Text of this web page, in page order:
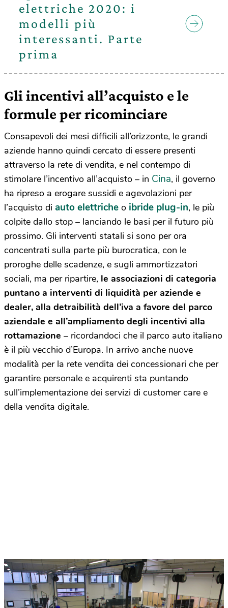
elettriche 2020: i
modelli più
interessanti. Parte
prima
Gli incentivi all’acquisto e le
formule per ricominciare
Consapevoli dei mesi difficili all’orizzonte, le grandi
aziende hanno quindi cercato di essere presenti
attraverso la rete di vendita, e nel contempo di
stimolare l’incentivo all’acquisto – in Cina, il governo
ha ripreso a erogare sussidi e agevolazioni per
l’acquisto di auto elettriche o ibride plug-in, le più
colpite dallo stop – lanciando le basi per il futuro più
prossimo. Gli interventi statali si sono per ora
concentrati sulla parte più burocratica, con le
proroghe delle scadenze, e sugli ammortizzatori
sociali, ma per ripartire, le associazioni di categoria
puntano a interventi di liquidità per aziende e
dealer, alla detraibilità dell’iva a favore del parco
aziendale e all’ampliamento degli incentivi alla
rottamazione – ricordandoci che il parco auto italiano
è il più vecchio d’Europa. In arrivo anche nuove
modalità per la rete vendita dei concessionari che per
garantire personale e acquirenti sta puntando
sull’implementazione dei servizi di customer care e
della vendita digitale.